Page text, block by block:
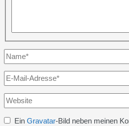
Name*
E-
Mail-
Adresse*
Website
Ein Gravatar-Bild neben meinen